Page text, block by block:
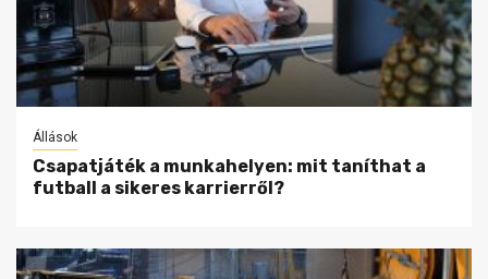
Állások
Csapatjáték a munkahelyen: mit taníthat a
futball a sikeres karrierről?